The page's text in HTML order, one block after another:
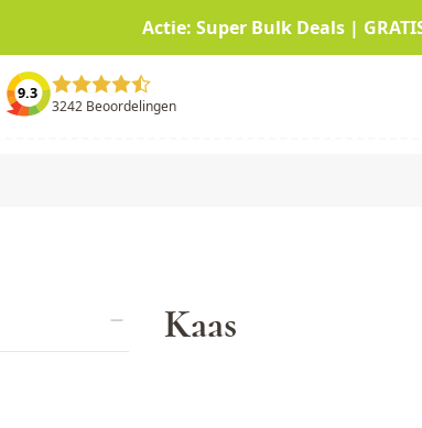
Actie: Super Bulk Deals |
9.3
3242 Beoordelingen
Kaas